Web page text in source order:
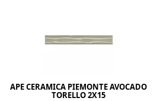
APE CERAMICA PIEMONTE AVOCADO
TORELLO 2X15